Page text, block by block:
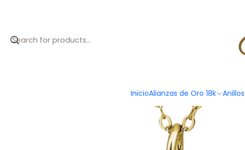
InicioAlianzas de Oro 18k
Gargantilla personalizada nombres y zirconitas